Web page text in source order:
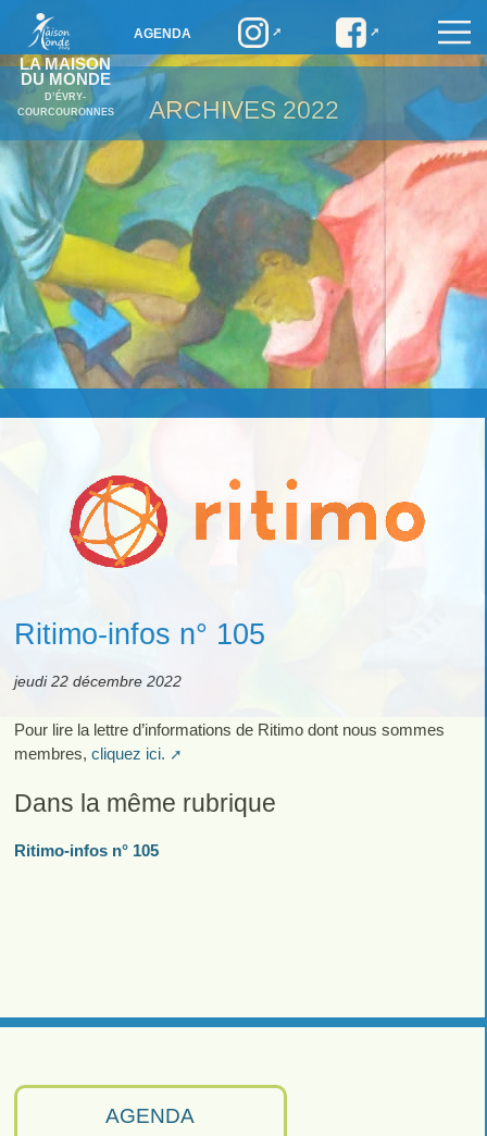
LA MAISON
DU MONDE
D’ÉVRY-
COURCOURONNES
AGENDA
ARCHIVES 2022
AGENDA
Ritimo-infos n° 105
jeudi 22 décembre 2022
Pour lire la lettre d’informations de Ritimo dont nous sommes
membres, cliquez ici.
Dans la même rubrique
Ritimo-infos n° 105